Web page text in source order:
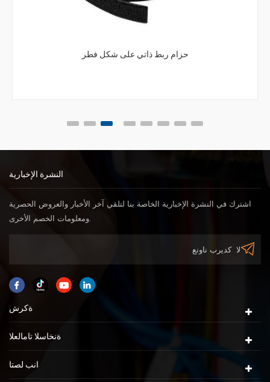
لا تقص على التنازل عن النفس متعدد الأغراض هوك وحلقة
النشرة الإخبارية
اشترك في النشرة الإخبارية الخاصة بنا لتلقي آخر الأخبار والعروض الحصرية
ومعلومات الخصم الأخرى.
ةكرش
ةنخاسلا تامالعلا
انب لصتا